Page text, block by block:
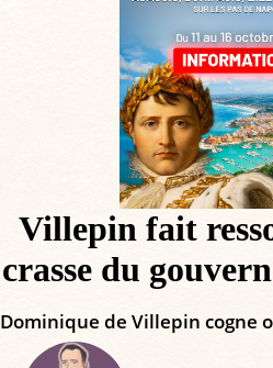
Villepin fait
crasse du
Dominique de Villepin cogne